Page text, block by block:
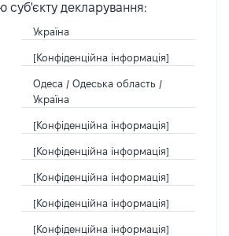
суб'єкту декларування:
Україна
[Конфіденційна інформація]
Одеса / Одеська область /
Україна
[Конфіденційна інформація]
[Конфіденційна інформація]
[Конфіденційна інформація]
[Конфіденційна інформація]
[Конфіденційна інформація]